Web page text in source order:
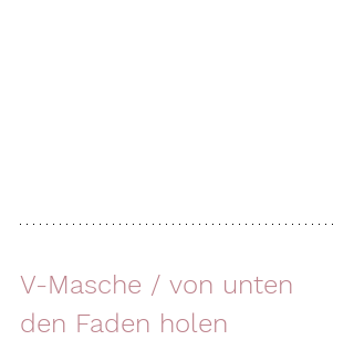
V-Masche / von unten
den Faden holen